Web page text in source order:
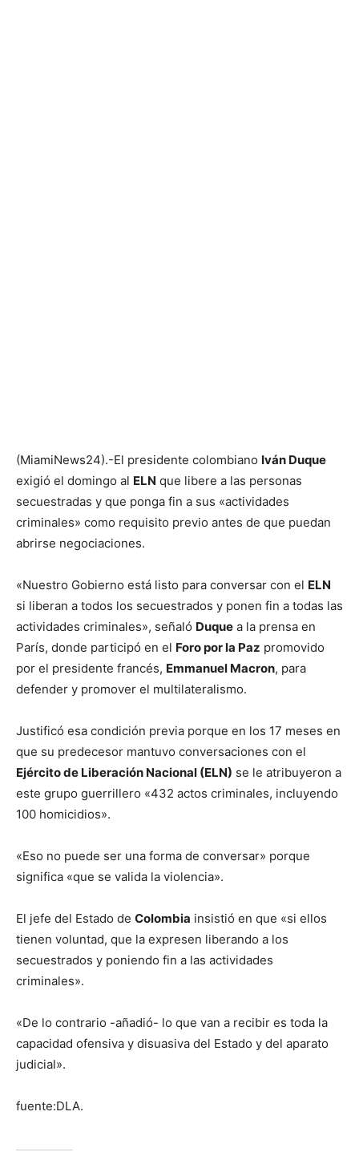
(MiamiNews24).-El presidente colombiano Iván Duque
exigió el domingo al ELN que libere a las personas
secuestradas y que ponga fin a sus «actividades
criminales» como requisito previo antes de que puedan
abrirse negociaciones.
«Nuestro Gobierno está listo para conversar con el ELN
si liberan a todos los secuestrados y ponen fin a todas las
actividades criminales», señaló Duque a la prensa en
París, donde participó en el Foro por la Paz promovido
por el presidente francés, Emmanuel Macron, para
defender y promover el multilateralismo.
Justificó esa condición previa porque en los 17 meses en
que su predecesor mantuvo conversaciones con el
Ejército de Liberación Nacional (ELN) se le atribuyeron a
este grupo guerrillero «432 actos criminales, incluyendo
100 homicidios».
«Eso no puede ser una forma de conversar» porque
significa «que se valida la violencia».
El jefe del Estado de Colombia insistió en que «si ellos
tienen voluntad, que la expresen liberando a los
secuestrados y poniendo fin a las actividades
criminales».
«De lo contrario -añadió- lo que van a recibir es toda la
capacidad ofensiva y disuasiva del Estado y del aparato
judicial».
fuente:DLA.